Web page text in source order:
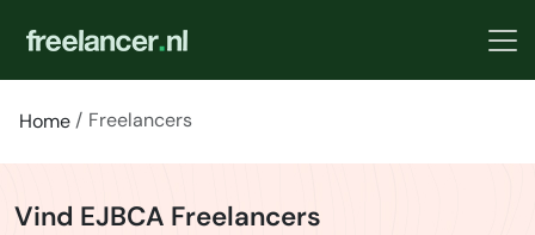
Home Freelancers
Vind EJBCA Freelancers